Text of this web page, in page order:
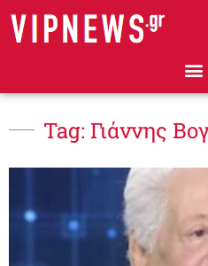
Tag: Γιάννης